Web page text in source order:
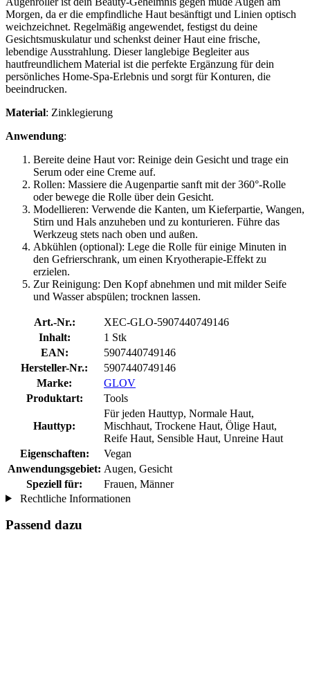
Morgen, da er die empfindliche Haut besänftigt und Linien optisch
weichzeichnet. Regelmäßig angewendet, festigst du deine
Gesichtsmuskulatur und schenkst deiner Haut eine frische,
lebendige Ausstrahlung. Dieser langlebige Begleiter aus
hautfreundlichem Material ist die perfekte Ergänzung für dein
persönliches Home-Spa-Erlebnis und sorgt für Konturen, die
beeindrucken.
Material: Zinklegierung
Anwendung:
Bereite deine Haut vor: Reinige dein Gesicht und trage ein
Serum oder eine Creme auf.
Rollen: Massiere die Augenpartie sanft mit der 360°-Rolle
oder bewege die Rolle über dein Gesicht.
Modellieren: Verwende die Kanten, um Kieferpartie, Wangen,
Stirn und Hals anzuheben und zu konturieren. Führe das
Werkzeug stets nach oben und außen.
Abkühlen (optional): Lege die Rolle für einige Minuten in
den Gefrierschrank, um einen Kryotherapie-Effekt zu
erzielen.
Zur Reinigung: Den Kopf abnehmen und mit milder Seife
und Wasser abspülen; trocknen lassen.
Art.-Nr.:
XEC-GLO-5907440749146
Inhalt:
1 Stk
EAN:
5907440749146
Hersteller-Nr.:
5907440749146
Marke:
GLOV
Produktart:
Tools
Hauttyp:
Für jeden Hauttyp, Normale Haut,
Mischhaut, Trockene Haut, Ölige Haut,
Reife Haut, Sensible Haut, Unreine Haut
Eigenschaften:
Vegan
Anwendungsgebiet: Augen, Gesicht
Speziell für:
Frauen, Männer
Rechtliche Informationen
Passend dazu